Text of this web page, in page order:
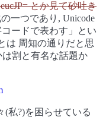
とか見て砂吐き
一つであり, Unicode
ードで表わす」とい
は 周知の通りだと思
は割と有名な話題か
(私?)を困らせている